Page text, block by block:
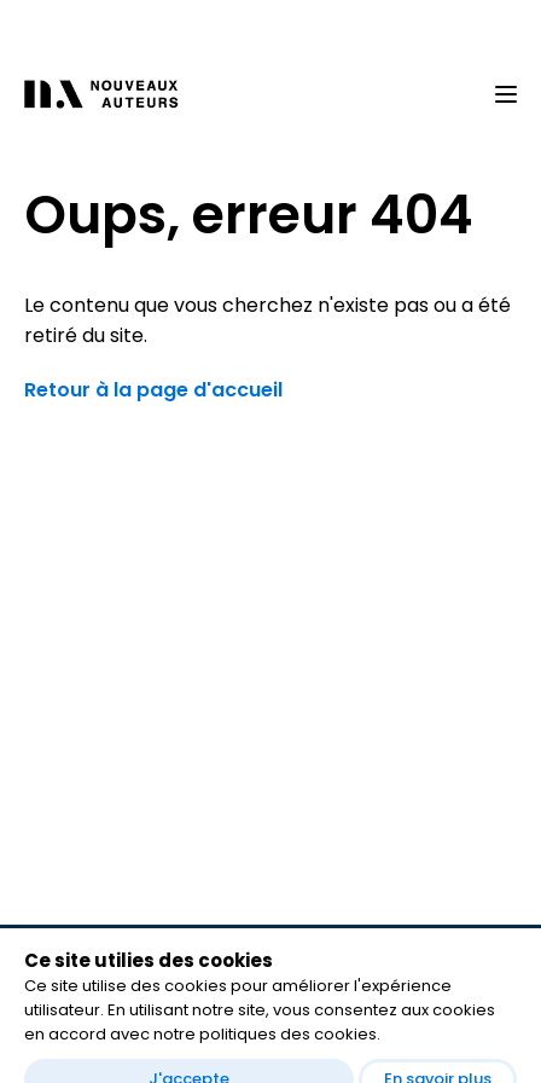
Oups, erreur 404
Le contenu que vous cherchez n'existe pas ou a été
retiré du site.
Retour à la page d'accueil
meilleurs lecteurs
FAQ
Contact
Ce site utilies des cookies
Ce site utilise des cookies pour améliorer l'expérience
utilisateur. En utilisant notre site, vous consentez aux cookies
en accord avec notre politiques des cookies.